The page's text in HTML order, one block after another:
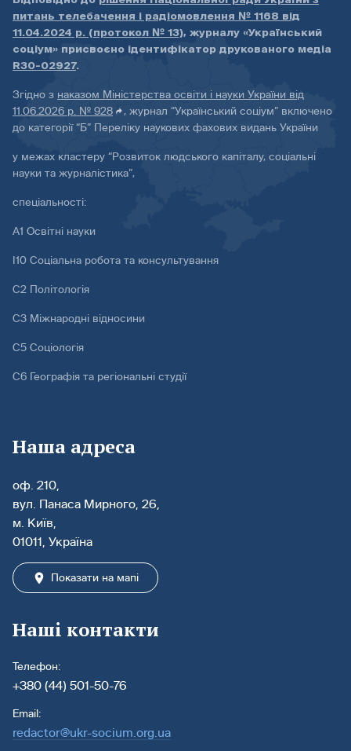
питань телебачення і радіомовлення № 1168 від
11.04.2024 р. (протокол № 13), журналу «Український
соціум» присвоєно ідентифікатор друкованого медіа
R30-02927.
Згідно з наказом Міністерства освіти і науки України від
11.06.2026 р. № 928
, журнал “Український соціум” включено
до категорії “Б” Переліку наукових фахових видань України
у межах кластеру “Розвиток людського капіталу, соціальні
науки та журналістика”,
спеціальності:
А1 Освітні науки
І10 Соціальна робота та консультування
С2 Політологія
С3 Міжнародні відносини
С5 Соціологія
С6 Географія та регіональні студії
Наша адреса
оф. 210,
вул. Панаса Мирного, 26,
м. Київ,
01011, Україна
Показати на мапі
Наші контакти
Телефон:
+380 (44) 501-50-76
Email:
redactor@ukr-socium.org.ua